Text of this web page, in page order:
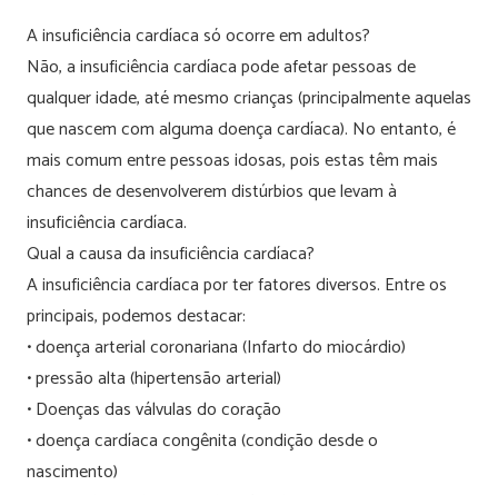
A insuficiência cardíaca só ocorre em adultos?
Não, a insuficiência cardíaca pode afetar pessoas de
qualquer idade, até mesmo crianças (principalmente aquelas
que nascem com alguma doença cardíaca). No entanto, é
mais comum entre pessoas idosas, pois estas têm mais
chances de desenvolverem distúrbios que levam à
insuficiência cardíaca.
Qual a causa da insuficiência cardíaca?
A insuficiência cardíaca por ter fatores diversos. Entre os
principais, podemos destacar:
• doença arterial coronariana (Infarto do miocárdio)
• pressão alta (hipertensão arterial)
• Doenças das válvulas do coração
• doença cardíaca congênita (condição desde o
nascimento)